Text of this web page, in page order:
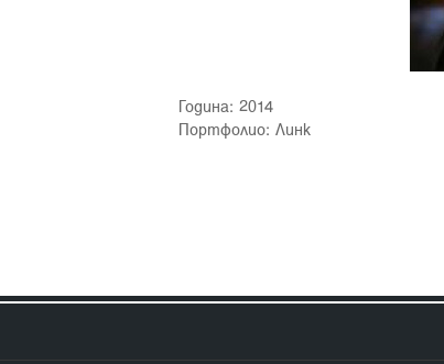
Година: 2014
Портфолио: Линк